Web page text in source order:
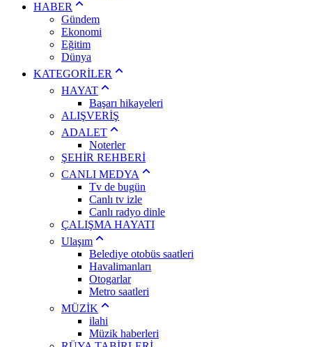
HABER
Gündem
Ekonomi
Eğitim
Dünya
KATEGORİLER
HAYAT
Başarı hikayeleri
ALIŞVERİŞ
ADALET
Noterler
ŞEHİR REHBERİ
CANLI MEDYA
Tv de bugün
Canlı tv izle
Canlı radyo dinle
ÇALIŞMA HAYATI
Ulaşım
Belediye otobüs saatleri
Havalimanları
Otogarlar
Metro saatleri
MÜZİK
ilahi
Müzik haberleri